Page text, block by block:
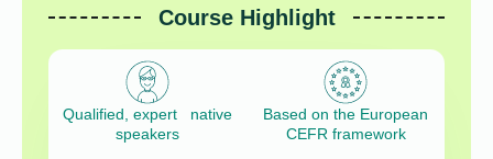
Course Highlight
Qualified, expert native
speakers
Based on the European
CEFR framework